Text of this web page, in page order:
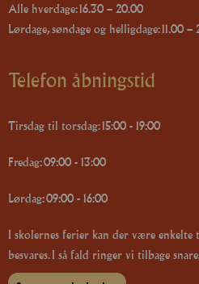
Alle hverdage: 16.30 – 20.00
Lørdage, søndage og helligdage: 11.00 –
Telefon åbningstid
Tirsdag til torsdag: 15:00 - 19:00
Fredag: 09:00 - 13:00
Lørdag: 09:00 - 16:00
I skolernes ferier kan der være
besvares. I så fald ringer vi tilbage